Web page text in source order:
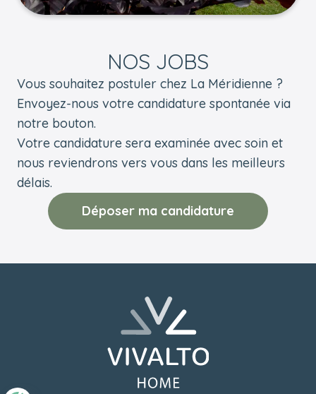
NOS JOBS
Vous souhaitez postuler chez La Méridienne ?
Envoyez-nous votre candidature spontanée via
notre bouton.
Votre candidature sera examinée avec soin et
nous reviendrons vers vous dans les meilleurs
délais.
Déposer ma candidature
Retourner à l'accueil